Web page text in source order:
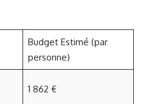
Budget Estimé (par
personne)
1 862 €